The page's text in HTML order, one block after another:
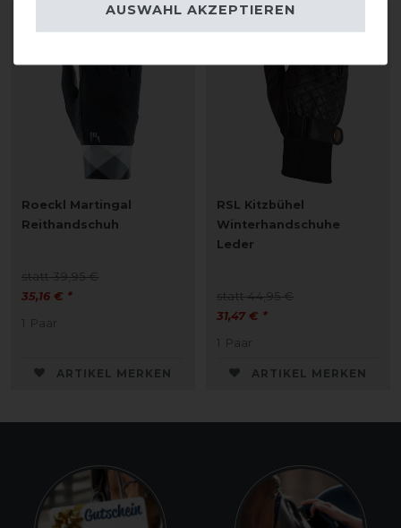
Roeckl Martingal
Reithandschuh
statt 39,95 €
35,16 € *
1 Paar
ARTIKEL MERKEN
RSL Kitzbühel
Winterhandschuhe
Leder
statt 44,95 €
31,47 € *
1 Paar
ARTIKEL MERKEN
AUSWAHL AKZEPTIEREN